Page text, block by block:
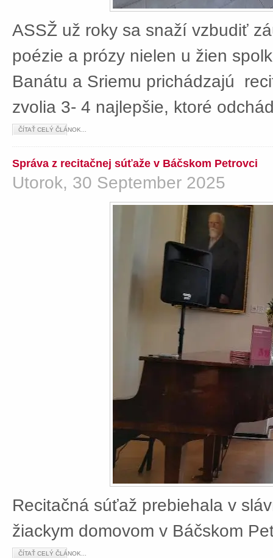
ASSŽ už roky sa snaží vzbudiť
poézie a prózy nielen u žien
Banátu a Sriemu prichádzajú
zvolia 3- 4 najlepšie, ktoré
ČÍTAŤ CELÝ ČLÁNOK...
Správa z recitačnej súťaže v Báčskom Petrovci
Utorok, 30 September 2025
Recitačná súťaž prebiehala v
žiackym domovom v Báčskom
ČÍTAŤ CELÝ ČLÁNOK...